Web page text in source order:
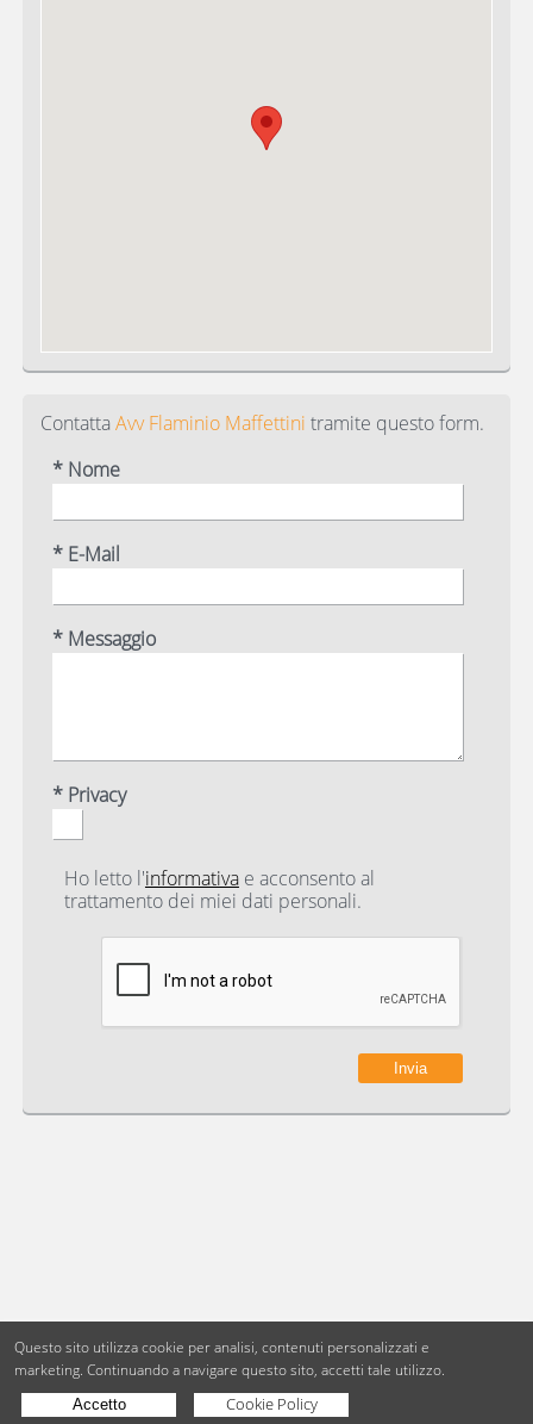
ContattaAvv Flaminio Maffettini tramite questo form.
* Nome
* E-Mail
* Messaggio
* Privacy
Ho letto l'informativae acconsento al
trattamento dei miei dati personali.
Questo sito utilizza cookie per analisi, contenuti personalizzati e
marketing. Continuando a navigare questo sito, accetti tale utilizzo.
Accetto Cookie Policy